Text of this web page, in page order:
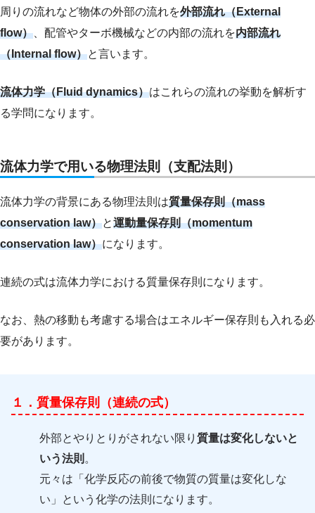
周りの流れなど物体の外部の流れを外部流れ（External
flow） 、配管やターボ機械などの内部の流れを内部流れ
（Internal flow）と言います。
流体力学（Fluid dynamics）はこれらの流れの挙動を解析す
る学問になります。
流体力学で用いる物理法則（支配法則）
流体力学の背景にある物理法則は質量保存則（mass
conservation law）と運動量保存則（momentum
conservation law）になります。
連続の式は流体力学における質量保存則になります。
なお、熱の移動も考慮する場合はエネルギー保存則も入れる必
要があります。
１．質量保存則（連続の式）
外部とやりとりがされない限り 質量は変化しないと
いう法則 。
元々は「化学反応の前後で物質の質量は変化しな
い」という化学の法則になります。